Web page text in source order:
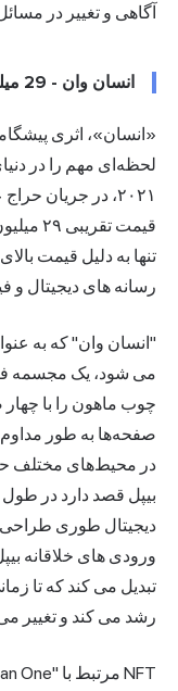
آگاهی و تغییر در
انسان وان - 29 میلیون دلار
«انسان»، اثری
۲۰۲۱، در جریان
قیمت
تنها به دلیل قیمت
رسانه های دیجیتال و
"انسان وان" که به
می شود، یک مجسمه
چوب ماهون را با
صفحه‌ها به طور
در محیط‌های مختلف
بیپل قصد دارد در
دیجیتال طوری
ورودی های خلاقانه
تبدیل می کند که تا
رشد می کند و تغییر